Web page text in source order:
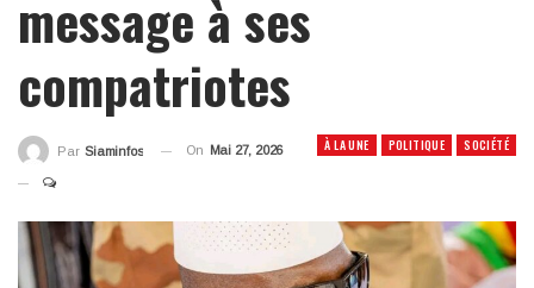
message à ses
compatriotes
À LA UNE POLITIQUE SOCIÉTÉ
Par Siaminfos On Mai 27, 2026